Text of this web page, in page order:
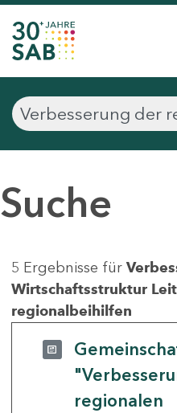
Suche
5 Ergebnisse für
Wirtschaftsstruktur
regionalbeihilfen
regionalen